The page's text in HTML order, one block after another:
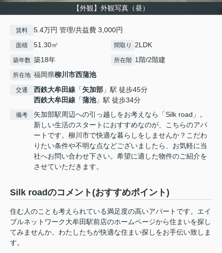
【外観】外観写真（昼）
賃料 5.4万円 管理/共益費 3,000円
面積 51.30㎡ 間取り 2LDK
築年数 築18年 所在階 1階/2階建
所在地 福岡県柳川市西蒲池
交通 西鉄大牟田線 「矢加部 」駅 徒歩45分
西鉄大牟田線 「蒲池」駅 徒歩34分
備考
矢加部駅周辺への引っ越しをお考えなら「Silk road」。
新しい生活のスタートにおすすめなのが、こちらのアパ
ートです。柳川市で快適な暮らしをしませんか？こだわ
りたい条件や不明な点などございましたら、お気軽に当
社へお問い合わせ下さい。希望に適した物件のご紹介を
させていただきます。
Silk roadのコメント(おすすめポイント)
住む人のことも考えられている満足度の高いアパートです。エイ
ブルネットワーク大牟田駅前店のホームページから住まいを探し
てみませんか。わたしたちが快適な住まい探しをお手伝い致しま
す。